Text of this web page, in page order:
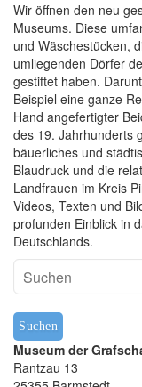
ü
r
E
r
ö
f
f
n
u
n
g
d
e
a
u
r
a
Wir öffnen den neu
Museums. Diese
und Wäschestücken,
umliegenden Dörfer
gestiftet haben.
Beispiel eine ganze
Hand angefertigter
des 19. Jahrhunderts
bäuerliches und
Blaudruck und die
Landfrauen im Kreis
Videos, Texten und
profunden Einblick in
Deutschlands.
Museum der
Rantzau 13